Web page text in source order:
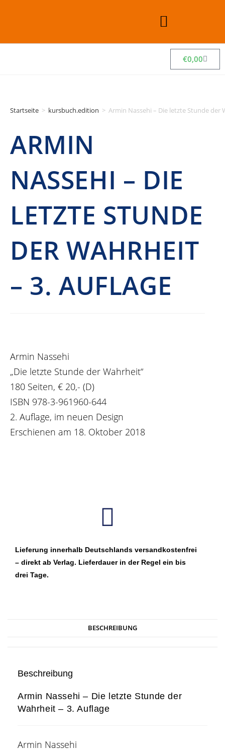
€0,00
Startseite > kursbuch.edition > Armin Nassehi – Die letzte Stunde der
ARMIN
NASSEHI – DIE
LETZTE STUNDE
DER WAHRHEIT
– 3. AUFLAGE
Armin Nassehi
„Die letzte Stunde der Wahrheit“
180 Seiten, € 20,- (D)
ISBN 978-3-961960-644
2. Auflage, im neuen Design
Erschienen am 18. Oktober 2018
Lieferung innerhalb Deutschlands versandkostenfrei
– direkt ab Verlag. Lieferdauer in der Regel ein bis
drei Tage.
BESCHREIBUNG
Beschreibung
Armin Nassehi – Die letzte Stunde der
Wahrheit – 3. Auflage
Armin Nassehi